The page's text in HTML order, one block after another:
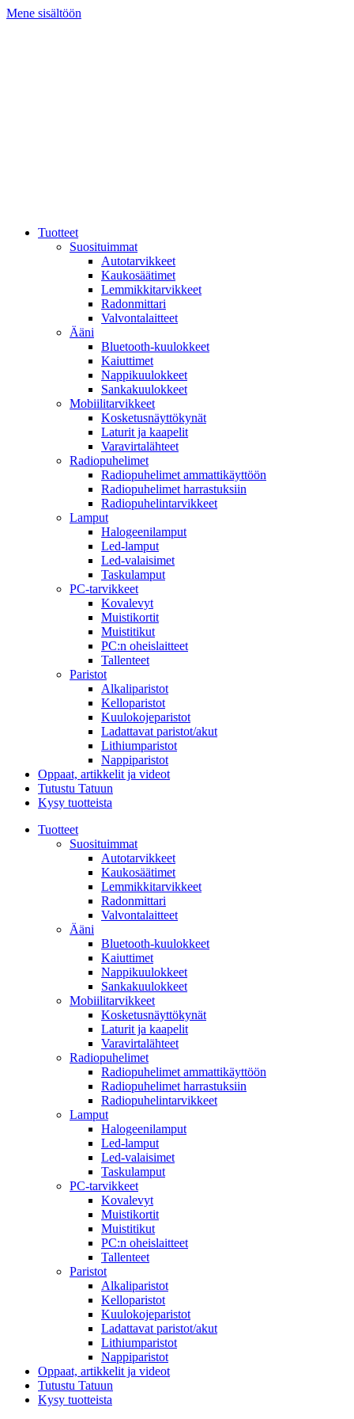
Mene sisältöön
Tuotteet
Suosituimmat
Autotarvikkeet
Kaukosäätimet
Lemmikkitarvikkeet
Radonmittari
Valvontalaitteet
Ääni
Bluetooth-kuulokkeet
Kaiuttimet
Nappikuulokkeet
Sankakuulokkeet
Mobiilitarvikkeet
Kosketusnäyttökynät
Laturit ja kaapelit
Varavirtalähteet
Radiopuhelimet
Radiopuhelimet ammattikäyttöön
Radiopuhelimet harrastuksiin
Radiopuhelintarvikkeet
Lamput
Halogeenilamput
Led-lamput
Led-valaisimet
Taskulamput
PC-tarvikkeet
Kovalevyt
Muistikortit
Muistitikut
PC:n oheislaitteet
Tallenteet
Paristot
Alkaliparistot
Kelloparistot
Kuulokojeparistot
Ladattavat paristot/akut
Lithiumparistot
Nappiparistot
Oppaat, artikkelit ja videot
Tutustu Tatuun
Kysy tuotteista
Tuotteet
Suosituimmat
Autotarvikkeet
Kaukosäätimet
Lemmikkitarvikkeet
Radonmittari
Valvontalaitteet
Ääni
Bluetooth-kuulokkeet
Kaiuttimet
Nappikuulokkeet
Sankakuulokkeet
Mobiilitarvikkeet
Kosketusnäyttökynät
Laturit ja kaapelit
Varavirtalähteet
Radiopuhelimet
Radiopuhelimet ammattikäyttöön
Radiopuhelimet harrastuksiin
Radiopuhelintarvikkeet
Lamput
Halogeenilamput
Led-lamput
Led-valaisimet
Taskulamput
PC-tarvikkeet
Kovalevyt
Muistikortit
Muistitikut
PC:n oheislaitteet
Tallenteet
Paristot
Alkaliparistot
Kelloparistot
Kuulokojeparistot
Ladattavat paristot/akut
Lithiumparistot
Nappiparistot
Oppaat, artikkelit ja videot
Tutustu Tatuun
Kysy tuotteista